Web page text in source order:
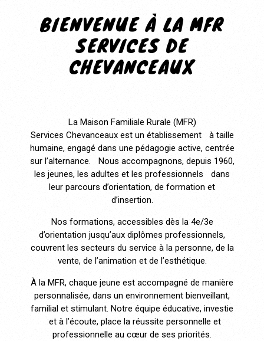
BIENVENUE À LA MFR
SERVICES DE
CHEVANCEAUX
La Maison Familiale Rurale (MFR)
Services Chevanceaux est un établissement à taille
humaine, engagé dans une pédagogie active, centrée
sur l’alternance. Nous accompagnons, depuis 1960,
les jeunes, les adultes et les professionnels dans
leur parcours d’orientation, de formation et
d’insertion.
Nos formations, accessibles dès la 4e/3e
d’orientation jusqu’aux diplômes professionnels,
couvrent les secteurs du service à la personne, de la
vente, de l’animation et de l’esthétique.
À la MFR, chaque jeune est accompagné de manière
personnalisée, dans un environnement bienveillant,
familial et stimulant. Notre équipe éducative, investie
et à l’écoute, place la réussite personnelle et
professionnelle au cœur de ses priorités.